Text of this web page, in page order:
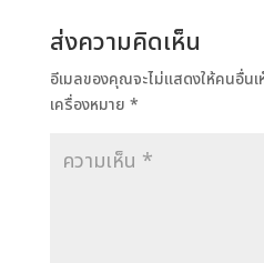
ส่งความคิดเห็น
อีเมลของคุณจะไม่แสดงให้คนอื่นเ
เครื่องหมาย *